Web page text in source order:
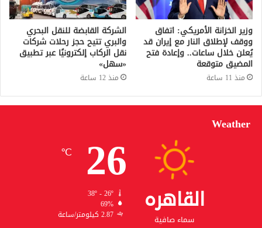
وزير الخزانة الأمريكي: اتفاق
ووقف لإطلاق النار مع إيران قد
يُعلن خلال ساعات.. وإعادة فتح
المضيق متوقعة
منذ 11 ساعة
الشركة القابضة للنقل البحري
والبري تتيح حجز رحلات شركات
نقل الركاب إلكترونيًا عبر تطبيق
«سهل»
منذ 12 ساعة
Weather
القاهره
سماء صافية
26
℃
38º - 26º
69%
2.87 كيلومتر/ساعة